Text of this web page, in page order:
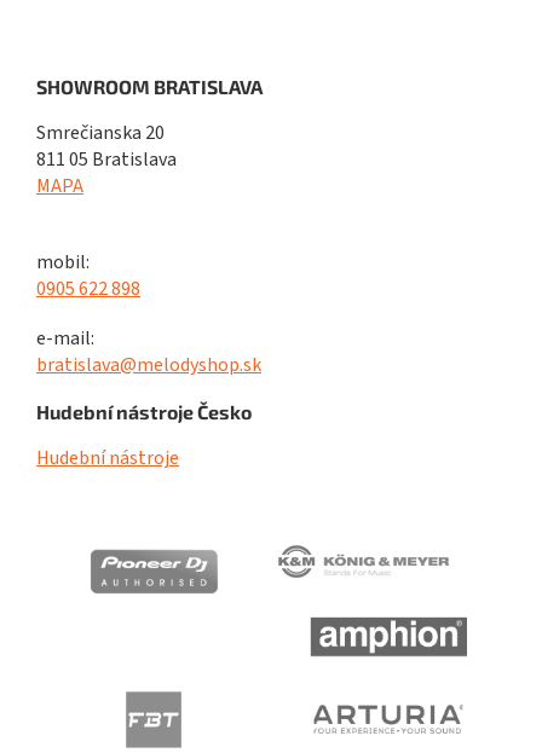
SHOWROOM BRATISLAVA
Smrečianska 20
811 05 Bratislava
MAPA
mobil:
0905 622 898
e-mail:
bratislava@melodyshop.sk
Hudební nástroje Česko
Hudební nástroje